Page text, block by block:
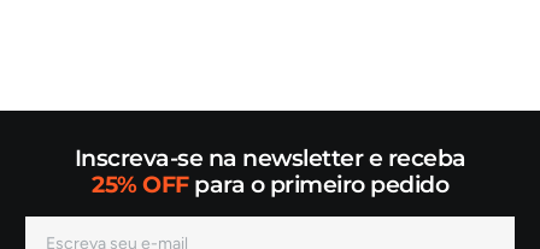
Inscreva-se na newsletter e receba
25% OFFpara o primeiro pedido